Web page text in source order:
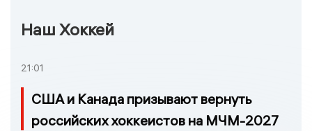
Наш Хоккей
21:01
США и Канада призывают вернуть
российских хоккеистов на МЧМ-2027